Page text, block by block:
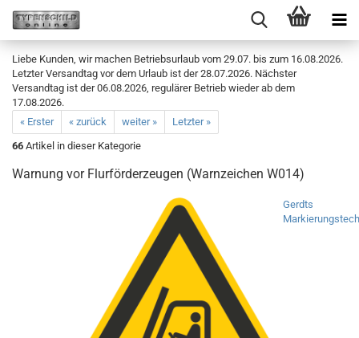
Liebe Kunden, wir machen Betriebsurlaub vom 29.07. bis zum 16.08.2026.
Letzter Versandtag vor dem Urlaub ist der 28.07.2026. Nächster
Versandtag ist der 06.08.2026, regulärer Betrieb wieder ab dem
17.08.2026.
« Erster
« zurück weiter »
Letzter »
66 Artikel in dieser Kategorie
Warnung vor Flurförderzeugen (Warnzeichen W014)
Gerdts